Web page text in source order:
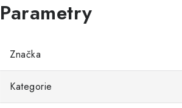
Značka
Kategorie